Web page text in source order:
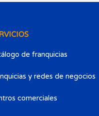
de franquicias
y redes de negocios
comerciales